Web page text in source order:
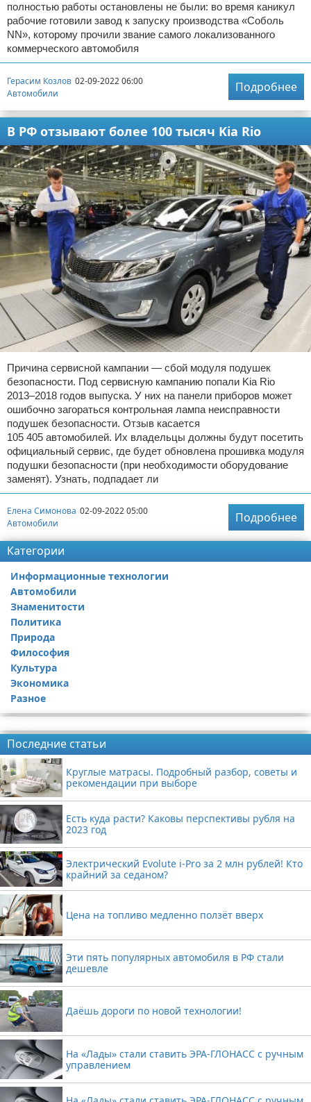
полностью работы остановлены не были: во время каникул
рабочие готовили завод к запуску производства «Соболь
NN», которому прочили звание самого локализованного
коммерческого автомобиля
Герасим Козлов 02-09-2022 06:00
Автомобили
Подробнее
В РФ отзывают более 100 тысяч Kia Rio
Причина сервисной кампании — сбой модуля подушек
безопасности. Под сервисную кампанию попали Kia Rio
2013–2018 годов выпуска. У них на панели приборов может
ошибочно загораться контрольная лампа неисправности
подушек безопасности. Отзыв касается
105 405 автомобилей. Их владельцы должны будут посетить
официальный сервис, где будет обновлена прошивка модуля
подушки безопасности (при необходимости оборудование
заменят). Узнать, подпадает ли
Елена Симонова 02-09-2022 05:00
Автомобили
Подробнее
Категории
Информационные технологии
Автомобили
Знаменитости
Политика
Природа
Философия
Культура
Экономика
Разное
Последние статьи
Круглые матрасы. Подробный разбор, советы и
рекомендации при выборе
Есть куда расти? Каковы перспективы рубля на
2023 год
Электрический Evolute i-Pro за 2 млн рублей! Кто
крайний за седаном?
Цена на топливо медленно ползёт вверх
Эти пять популярных автомобиля в РФ стали
дешевле
Даёшь дороги по новой технологии!
На «Лады» стали ставить ЭРА-ГЛОНАСС с ручным
управлением